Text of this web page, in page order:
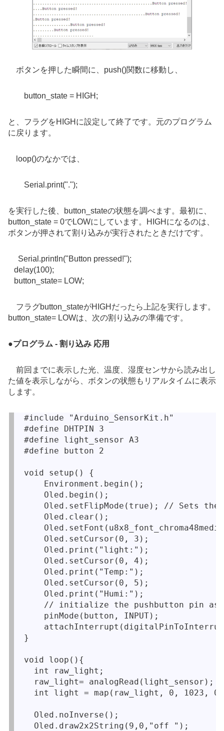
ボタンを押した瞬間に、push()関数に移動し、
button_state = HIGH;
と、フラグをHIGHに設定して終了です。元のプログラム
に戻ります。
loop()のなかでは、
Serial.print(".");
を実行した後、button_stateの状態を調べます。最初に、
button_state = 0でLOWにしています。HIGHになるのは、
ボタンが押されて割り込みが実行されたときだけです。
Serial.println("Button pressed!");
delay(100);
button_state= LOW;
フラグbutton_stateがHIGHだったら上記を実行します。
button_state= LOWは、次の割り込みの準備です。
●プログラム - 割り込み 応用
前回までに表示した光、温度、湿度センサから読み出し
た値を表示しながら、ボタンの状態もリアルタイムに表示
します。
#include "Arduino_SensorKit.h"
#define DHTPIN 3
#define light_sensor A3
#define button 2
void setup() {
    Environment.begin();
    Oled.begin();
Oled.setFlipMode(true); // Sets the
    Oled.clear();
    Oled.setCursor(0, 3);
    Oled.print("light:");
    Oled.setCursor(0, 4);
    Oled.print("Temp:");
    Oled.setCursor(0, 5);
    Oled.print("Humi:");
// initialize the pushbutton pin as
    pinMode(button, INPUT);
}
void loop(){
  int raw_light;
raw_light= analogRead(light_sensor);
int light = map(raw_light, 0, 1023,
  Oled.noInverse();
  Oled.draw2x2String(9,0,"off ");